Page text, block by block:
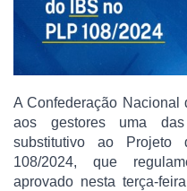
A Confederação Nacional
aos gestores uma
substitutivo ao Projeto
108/2024, que
aprovado nesta terça-